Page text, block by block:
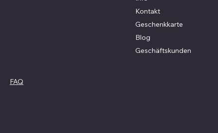
Kontakt
Geschenkkarte
Blog
Geschäftskunden
FAQ